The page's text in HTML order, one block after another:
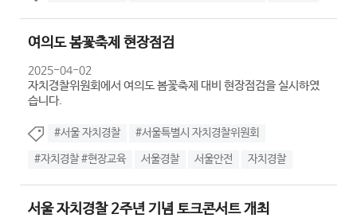
여의도 봄꽃축제 현장점검
2025-04-02
자치경찰위원회에서 여의도 봄꽃축제 대비 현장점검을 실시하였
습니다.
#서울 자치경찰 #서울특별시 자치경찰위원회
#자치경찰 #현장교육 서울경찰 서울안전 자치경찰
서울 자치경찰 2주년 기념 토크콘서트 개최